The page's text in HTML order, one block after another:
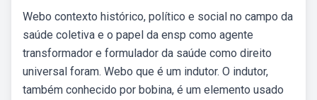
Webo contexto histórico, político e social no campo da
saúde coletiva e o papel da ensp como agente
transformador e formulador da saúde como direito
universal foram. Webo que é um indutor. O indutor,
também conhecido por bobina, é um elemento usado